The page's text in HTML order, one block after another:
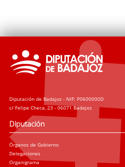
Diputación de Badajoz - NIF: P0600000D
c/ Felipe Checa, 23 - 06071 Badajoz
Diputación
Órganos de Gobierno
Delegaciones
Organigrama